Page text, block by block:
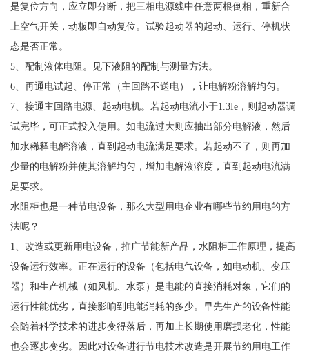
是复位方向，应立即分断，把三相电源线中任意两根倒相，重新合
上空气开关，动板即自动复位。试验起动器的起动、运行、停机状
态是否正常。
5、配制液体电阻。见下液阻的配制与测量方法。
6、再通电试起、停正常（主回路不送电），让电解粉溶解均匀。
7、接通主回路电源、起动电机。若起动电流小于1.3Ie，则起动器调
试完毕，可正式投入使用。如电流过大则应抽出部分电解液，然后
加水稀释电解溶液，直到起动电流满足要求。若起动不了，则再加
少量的电解粉并使其溶解均匀，增加电解液溶度，直到起动电流满
足要求。
水阻柜也是一种节电设备，那么大型用电企业有哪些节约用电的方
法呢？
1、改造或更新用电设备，推广节能新产品，水阻柜工作原理，提高
设备运行效率。正在运行的设备（包括电气设备，如电动机、变压
器）和生产机械（如风机、水泵）是电能的直接消耗对象，它们的
运行性能优劣，直接影响到电能消耗的多少。早先生产的设备性能
会随着科学技术的进步变得落后，再加上长期使用磨损老化，性能
也会逐步变劣。因此对设备进行节电技术改造是开展节约用电工作